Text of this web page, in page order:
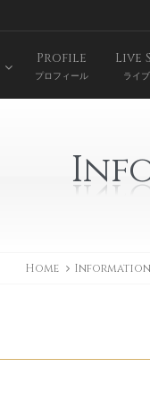
Profile
プロフィール
Live
ライ
Home Information